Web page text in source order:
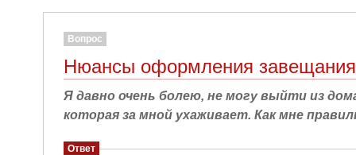
Вопрос
Нюансы оформления завещания
Я давно очень болею, не могу выйти из
которая за мной ухаживает. Как мне
Ответ